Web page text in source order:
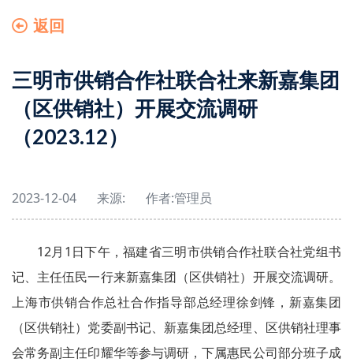
返回
三明市供销合作社联合社来新嘉集团
（区供销社）开展交流调研
（2023.12）
2023-12-04 来源: 作者:管理员
12月1日下午，福建省三明市供销合作社联合社党组书
记、主任伍民一行来新嘉集团（区供销社）开展交流调研。
上海市供销合作总社合作指导部总经理徐剑锋，新嘉集团
（区供销社）党委副书记、新嘉集团总经理、区供销社理事
会常务副主任印耀华等参与调研，下属惠民公司部分班子成